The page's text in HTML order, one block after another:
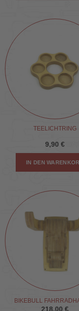
TEELICHTRING
9,90 €
IN DEN
BIKEBULL
218,00 €